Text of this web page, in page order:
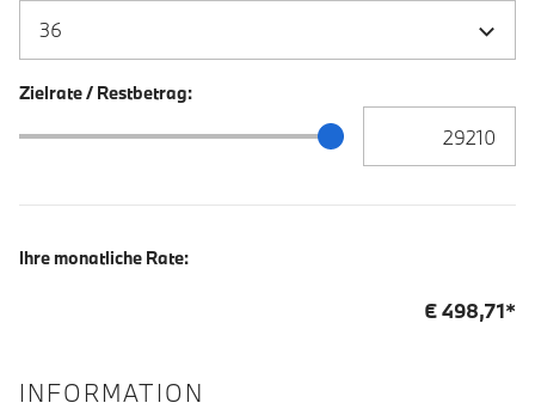
Zielrate / Restbetrag:
Zielrate / Restbetrag Schieberegler
Ihre monatliche Rate:
€498,71*
INFORMATION